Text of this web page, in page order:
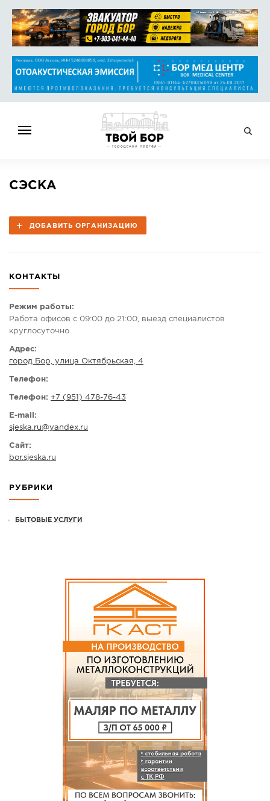
НОВОСТИ
ОБЪЯВЛЕНИЯ
КАМЕРЫ
КОНКУРСЫ
ГОЛОСОВАНИЯ
ФОТО
СЭСКА
ДОБАВИТЬ ОРГАНИЗАЦИЮ
КОНТАКТЫ
Режим работы:
Работа офисов с 09:00 до 21:00, выезд специалистов
круглосуточно
Адрес:
город Бор, улица Октябрьская, 4
Телефон:
Телефон: +7 (951) 478-76-43
E-mail:
sjeska.ru@yandex.ru
Сайт:
bor.sjeska.ru
РУБРИКИ
БЫТОВЫЕ УСЛУГИ